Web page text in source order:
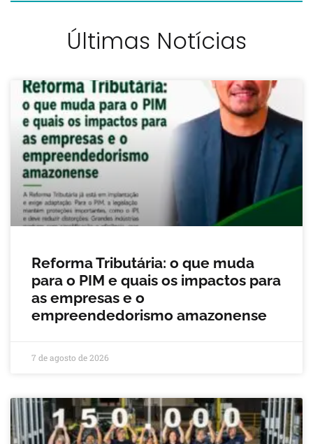
Últimas Notícias
Reforma Tributária: o que muda
para o PIM e quais os impactos para
as empresas e o
empreendedorismo amazonense
7 de agosto de 2026